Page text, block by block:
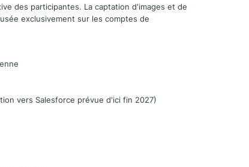
des participantes. La captation d'images et de
exclusivement sur les comptes de
vers Salesforce prévue d'ici fin 2027)